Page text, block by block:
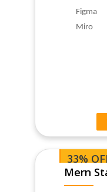
Figma
Miro
33%
Mern